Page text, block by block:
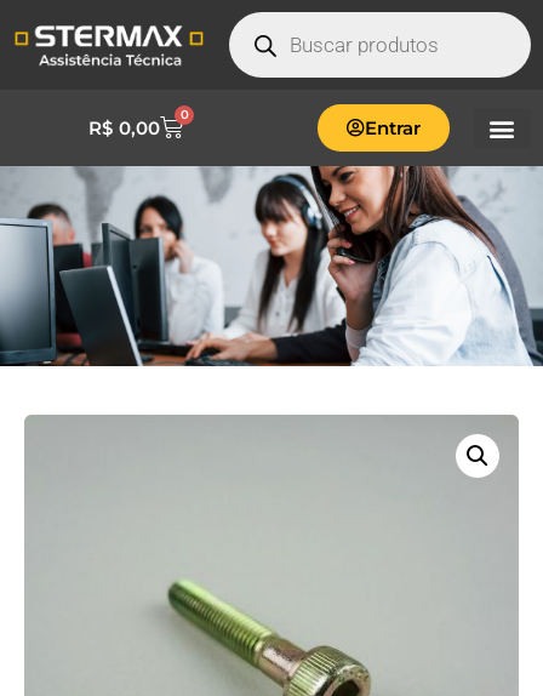
R$ 0,00
0
Entrar
BICROMATIZADO-FIX0041